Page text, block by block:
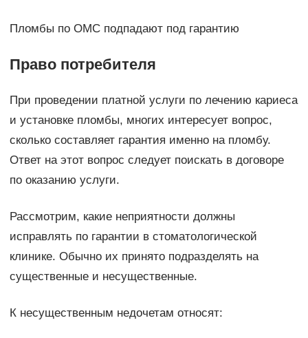
Пломбы по ОМС подпадают под гарантию
Право потребителя
При проведении платной услуги по лечению кариеса
и установке пломбы, многих интересует вопрос,
сколько составляет гарантия именно на пломбу.
Ответ на этот вопрос следует поискать в договоре
по оказанию услуги.
Рассмотрим, какие неприятности должны
исправлять по гарантии в стоматологической
клинике. Обычно их принято подразделять на
существенные и несущественные.
К несущественным недочетам относят: